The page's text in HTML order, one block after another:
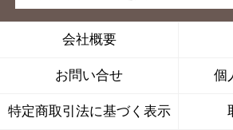
会社概要
お問い合せ 個
特定商取引法に基づく表示